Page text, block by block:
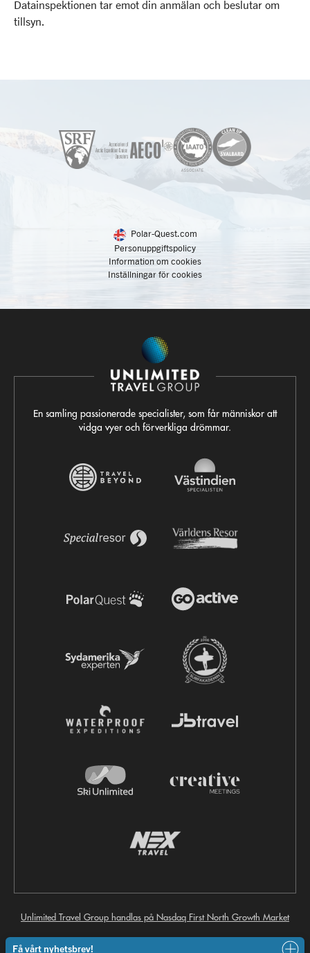
Datainspektionen tar emot din anmälan och beslutar om
tillsyn.
Polar-Quest.com
Personuppgiftspolicy
Information om cookies
Inställningar för cookies
En samling passionerade specialister, som får människor att
vidga vyer och förverkliga drömmar.
Unlimited Travel Group handlas på Nasdaq First North Growth Market